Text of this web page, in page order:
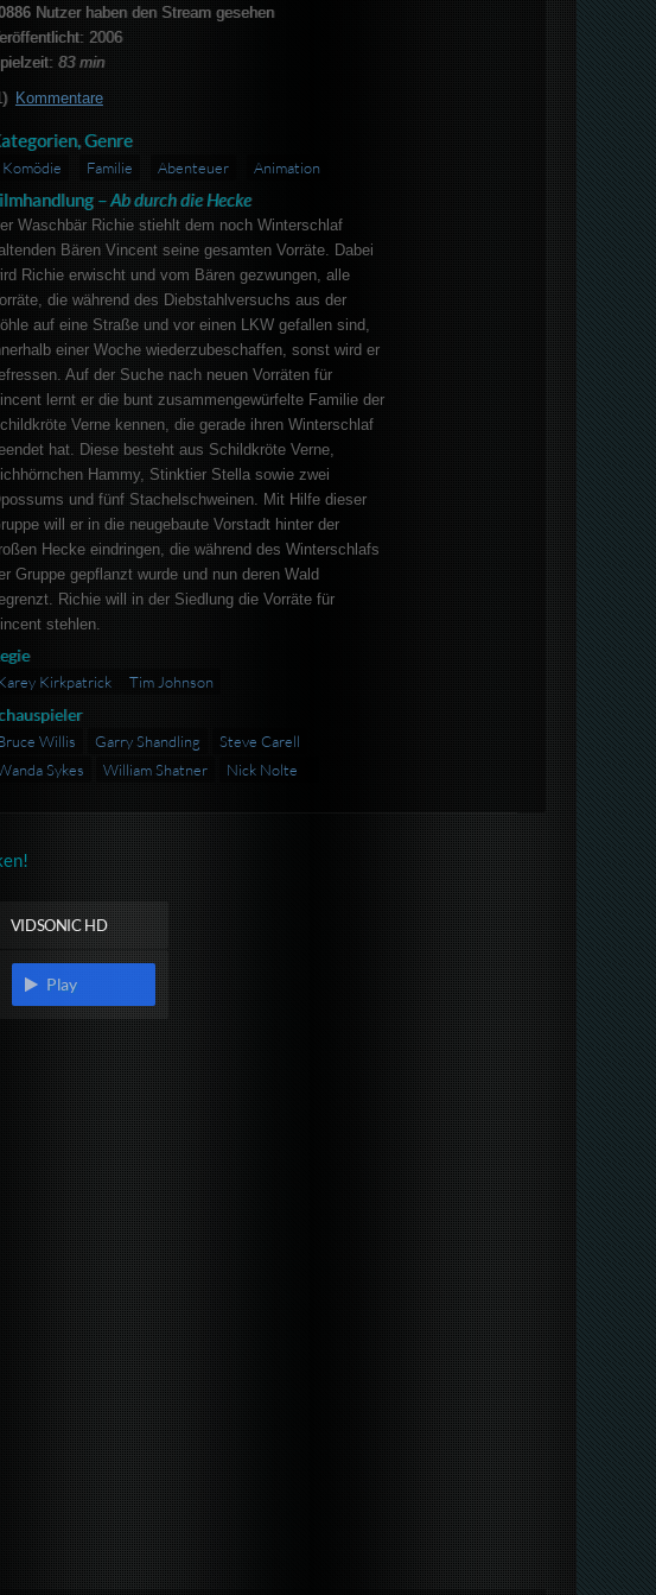
Nutzer haben den Stream gesehen
2006
83 min
Kommentare
Genre
Komödie Familie Abenteuer Animation
–Ab durch die Hecke
Waschbär Richie stiehlt dem noch Winterschlaf
Bären Vincent seine gesamten Vorräte. Dabei
Richie erwischt und vom Bären gezwungen, alle
die während des Diebstahlversuchs aus der
auf eine Straße und vor einen LKW gefallen sind,
einer Woche wiederzubeschaffen, sonst wird er
Auf der Suche nach neuen Vorräten für
lernt er die bunt zusammengewürfelte Familie der
Verne kennen, die gerade ihren Winterschlaf
hat. Diese besteht aus Schildkröte Verne,
Hammy, Stinktier Stella sowie zwei
und fünf Stachelschweinen. Mit Hilfe dieser
will er in die neugebaute Vorstadt hinter der
Hecke eindringen, die während des Winterschlafs
Gruppe gepflanzt wurde und nun deren Wald
Richie will in der Siedlung die Vorräte für
stehlen.
Kirkpatrick Tim Johnson
Willis Garry Shandling
Steve Carell
Sykes
William Shatner Nick Nolte
VIDSONIC HD
Play